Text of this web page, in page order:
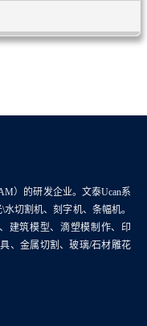
）的研发企业。文泰Ucan系
切割机、刻字机、条幅机。
建筑模型、滴塑模制作、印
、金属切割、玻璃/石材雕花